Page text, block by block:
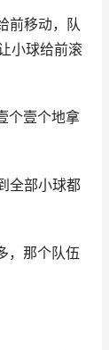
前移动，队
小球给前滚
个壹个地拿
全部小球都
，那个队伍